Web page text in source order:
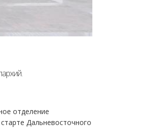
отделение
Дальневосточного